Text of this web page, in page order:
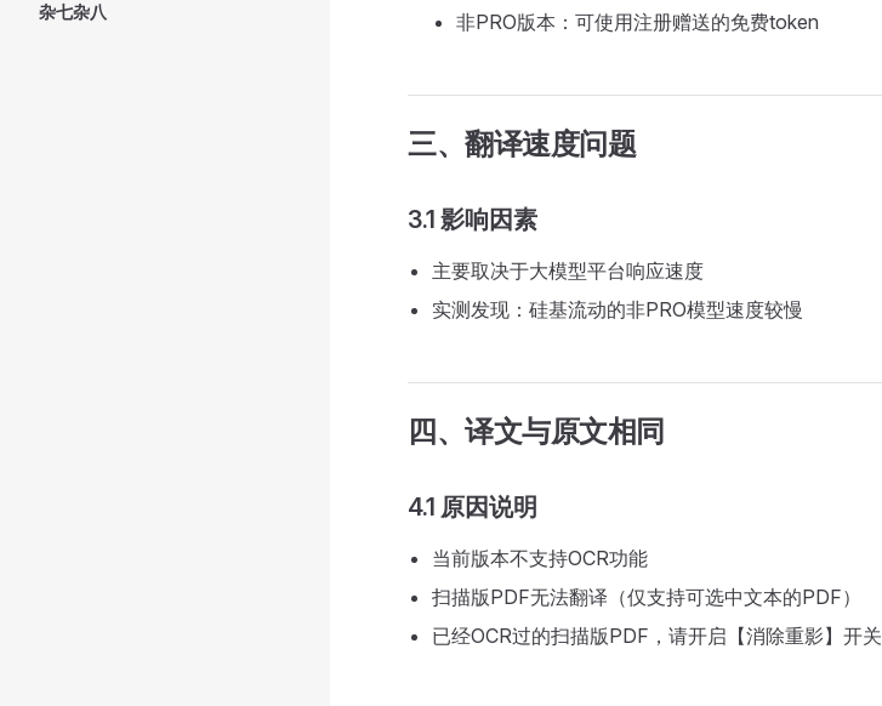
杂七杂八
非PRO版本：可使用注册赠送的免费token
三、翻译速度问题
3.1 影响因素
主要取决于大模型平台响应速度
实测发现：硅基流动的非PRO模型速度较慢
四、译文与原文相同
4.1 原因说明
当前版本不支持OCR功能
扫描版PDF无法翻译（仅支持可选中文本的PDF）
已经OCR过的扫描版PDF，请开启【消除重影】开关